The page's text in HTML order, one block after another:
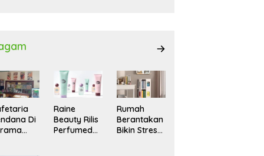
Di
Raine
Beauty Rilis
Perfumed
Rumah
Berantakan
Bikin Stres?